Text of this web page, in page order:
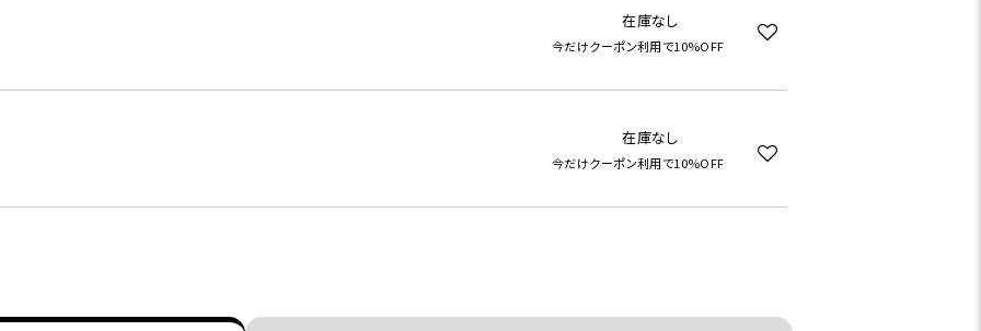
在庫なし
今だけクーポン利用で10%OFF
在庫なし
今だけクーポン利用で10%OFF